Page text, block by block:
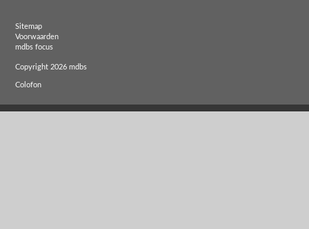
Sitemap
Voorwaarden
mdbs focus
Copyright 2026 mdbs
Colofon